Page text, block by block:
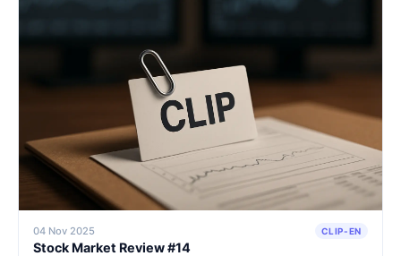
04 Nov 2025 CLIP-EN
Stock Market Review #14